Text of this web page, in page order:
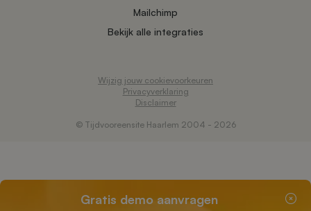
Mailchimp
Bekijk alle integraties
Wijzig jouw cookievoorkeuren
Privacyverklaring
Disclaimer
© Tijdvooreensite Haarlem 2004 - 2026
Gratis demo aanvragen